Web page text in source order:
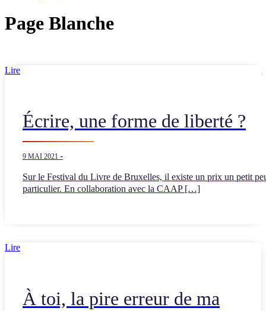
Page Blanche
Lire
Écrire, une forme de liberté ?
9 MAI 2021 -
Sur le Festival du Livre de Bruxelles, il existe un prix un petit
particulier. En collaboration avec la CAAP […]
Lire
À toi, la pire erreur de ma